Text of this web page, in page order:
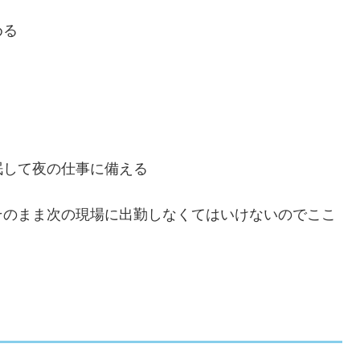
て夜の仕事に備える
まま次の現場に出勤しなくてはいけないのでここ